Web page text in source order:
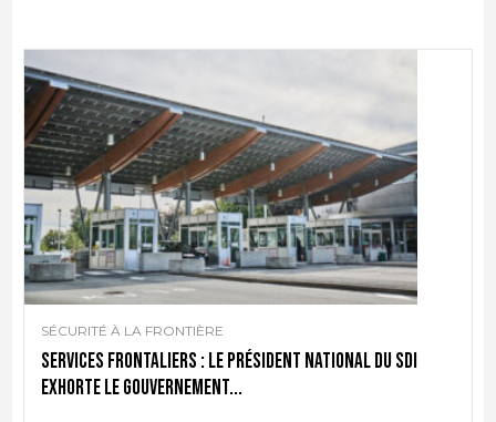
SÉCURITÉ À LA FRONTIÈRE
Services frontaliers : le président national du SDI
exhorte le gouvernement...